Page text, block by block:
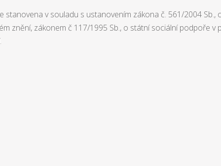
v souladu s ustanovením zákona č. 561/2004 Sb.,
znění, zákonem č 117/1995 Sb., o státní sociální podpoře v